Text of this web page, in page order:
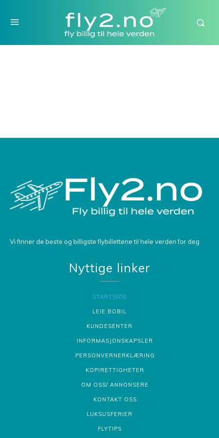
Vi finner de beste og billigste flybillettene til hele verden for deg
Nyttige linker
STARTSIDE
LEIE BOBIL
KUNDESENTER
INFORMASJONSKAPSLER
PERSONVERNERKLÆRING
KOPIRETTIGHETER
OM OSS/ ANNONSERE
KONTAKT OSS
LUKSUSFERIER
FLYTIPS